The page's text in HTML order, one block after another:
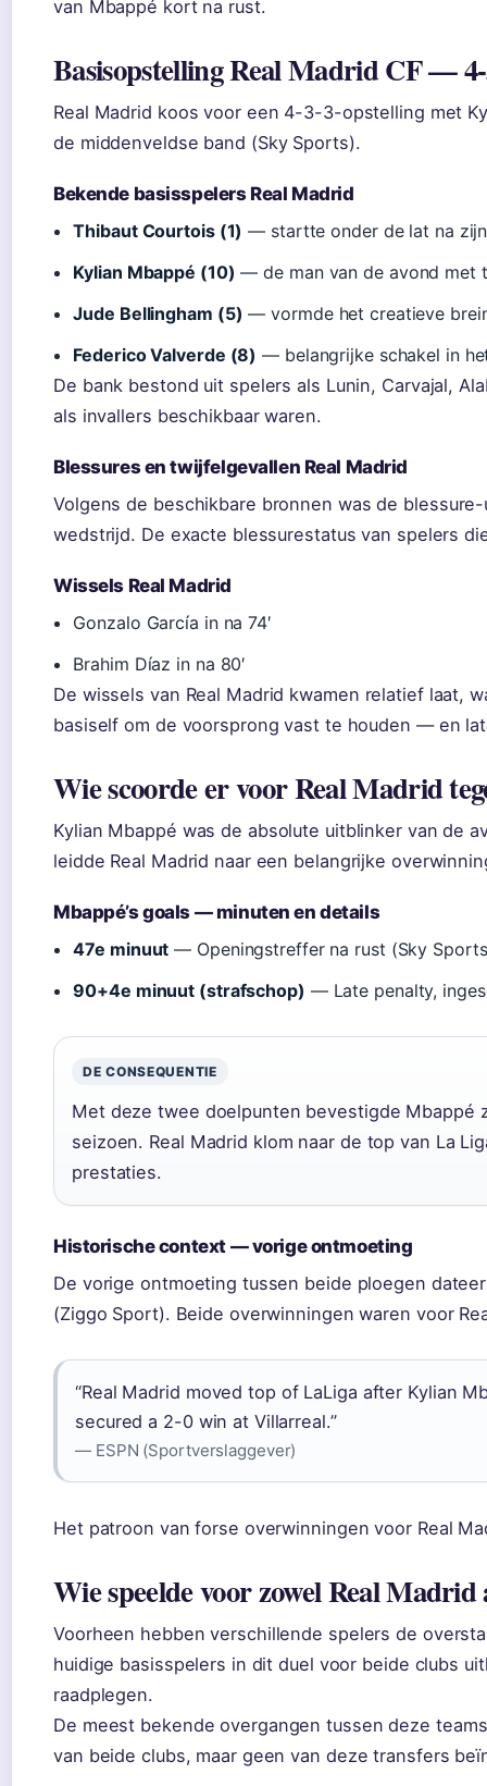
van Mbappé kort na rust.
Basisopstelling Real Madrid CF —
Real Madrid koos voor een 4-3-3-opstelling met
de middenveldse band (Sky Sports).
Bekende basisspelers Real Madrid
Thibaut Courtois (1) — startte onder de lat na
Kylian Mbappé (10) — de man van de avond met
Jude Bellingham (5) — vormde het creatieve
Federico Valverde (8) — belangrijke schakel in
De bank bestond uit spelers als Lunin, Carvajal,
als invallers beschikbaar waren.
Blessures en twijfelgevallen Real Madrid
Volgens de beschikbare bronnen was de
wedstrijd. De exacte blessurestatus van spelers
Wissels Real Madrid
Gonzalo García in na 74′
Brahim Díaz in na 80′
De wissels van Real Madrid kwamen relatief laat,
basiself om de voorsprong vast te houden — en
Wie scoorde er voor Real Madrid
Kylian Mbappé was de absolute uitblinker van de
leidde Real Madrid naar een belangrijke
Mbappé’s goals — minuten en details
47e minuut — Openingstreffer na rust (Sky
90+4e minuut (strafschop) — Late penalty,
DE CONSEQUENTIE
Met deze twee doelpunten bevestigde Mbappé
seizoen. Real Madrid klom naar de top van La
prestaties.
Historische context — vorige ontmoeting
De vorige ontmoeting tussen beide ploegen
(Ziggo Sport). Beide overwinningen waren voor
“Real Madrid moved top of LaLiga after Kylian
secured a 2-0 win at Villarreal.”
— ESPN (Sportverslaggever)
Het patroon van forse overwinningen voor Real
Wie speelde voor zowel Real
Voorheen hebben verschillende spelers de
huidige basisspelers in dit duel voor beide clubs
raadplegen.
De meest bekende overgangen tussen deze
van beide clubs, maar geen van deze transfers